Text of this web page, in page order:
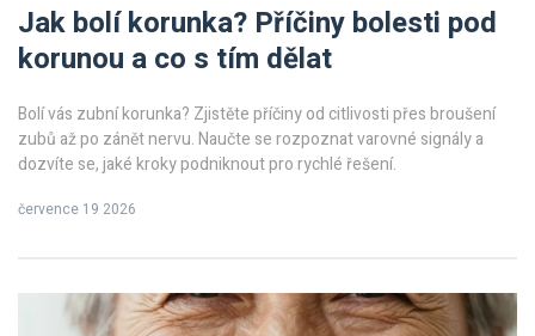
Jak bolí korunka? Příčiny bolesti pod
korunou a co s tím dělat
Bolí vás zubní korunka? Zjistěte příčiny od citlivosti přes broušení
zubů až po zánět nervu. Naučte se rozpoznat varovné signály a
dozvíte se, jaké kroky podniknout pro rychlé řešení.
července 19 2026